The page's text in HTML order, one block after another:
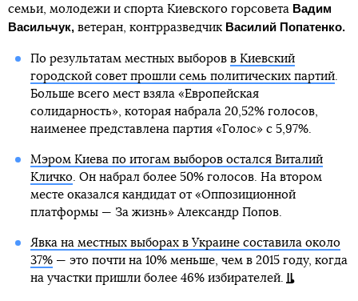
семьи, молодежи и спорта Киевского горсовета Вадим
Васильчук, ветеран, контрразведчик Василий Попатенко.
По результатам местных выборов в Киевский
городской совет прошли семь политических партий.
Больше всего мест взяла «Европейская
солидарность», которая набрала 20,52% голосов,
наименее представлена партия «Голос» с 5,97%.
Мэром Киева по итогам выборов остался Виталий
Кличко. Он набрал более 50% голосов. На втором
месте оказался кандидат от «Оппозиционной
платформы — За жизнь» Александр Попов.
Явка на местных выборах в Украине составила около
37%— это почти на 10% меньше, чем в 2015 году, когда
на участки пришли более 46% избирателей.